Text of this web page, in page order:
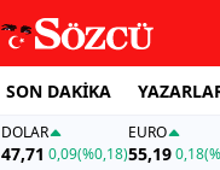
SON DAKİKA
DOLAR
47,71 0,09(%0,18)
EURO
55,19 0,18